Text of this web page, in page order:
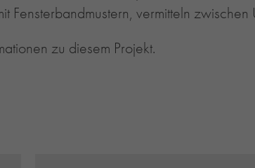
Fensterbandmustern, vermitteln
zu diesem Projekt.